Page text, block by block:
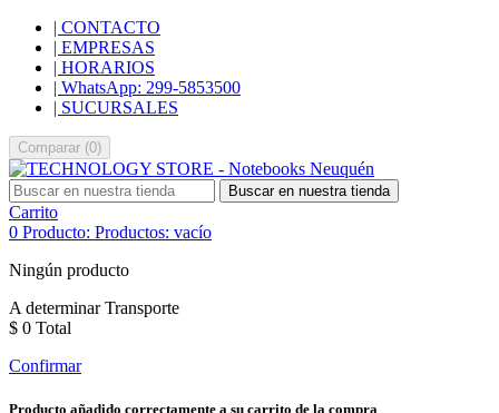
| CONTACTO
| EMPRESAS
| HORARIOS
| WhatsApp: 299-5853500
| SUCURSALES
Comparar (0)
Buscar en nuestra tienda
Carrito
0 Producto: Productos: vacío
Ningún producto
A determinarTransporte
$ 0 Total
Confirmar
Producto añadido correctamente a su carrito de la compra